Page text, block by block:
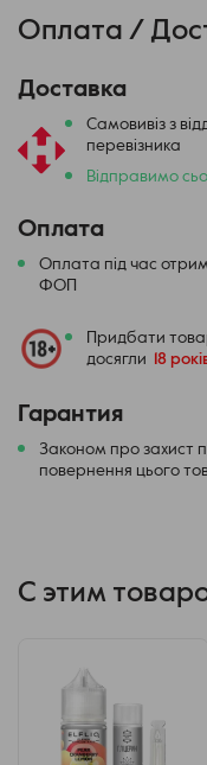
Оплата /
Доставка
Самовивіз з
перевізника
Відправимо
Оплата
Оплата під час
ФОП
Придбати
досягли
18
Гарантия
Законом про захист
повернення цього
С этим